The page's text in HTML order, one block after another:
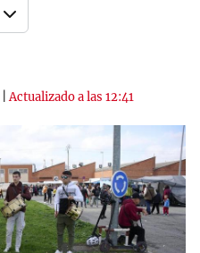
|Actualizado a las 12:41